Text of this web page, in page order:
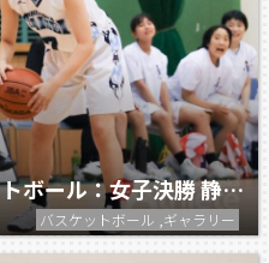
【中体連2026】バスケットボール：女子決勝 静岡大成 vs 常葉大常葉
バスケットボール ,ギャラリー